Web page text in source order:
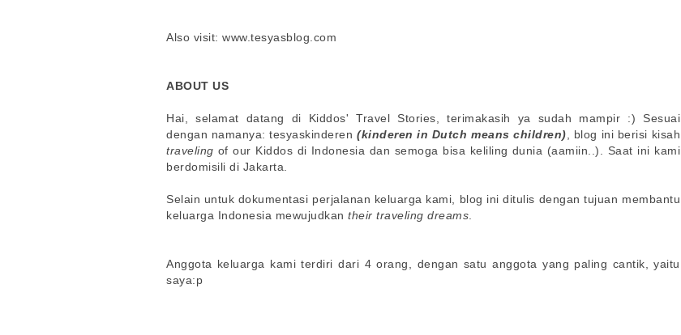
Also visit: www.tesyasblog.com
ABOUT US
Hai, selamat datang di Kiddos' Travel Stories, terimakasih ya sudah mampir :) Sesuai
dengan namanya: tesyaskinderen(kinderen in Dutch means children), blog ini berisi kisah
traveling of our Kiddos di Indonesia dan semoga bisa keliling dunia (aamiin..). Saat ini kami
berdomisili di Jakarta.
Selain untuk dokumentasi perjalanan keluarga kami, blog ini ditulis dengan tujuan membantu
keluarga Indonesia mewujudkan their traveling dreams.
Anggota keluarga kami terdiri dari 4 orang, dengan satu anggota yang paling cantik, yaitu
saya:p